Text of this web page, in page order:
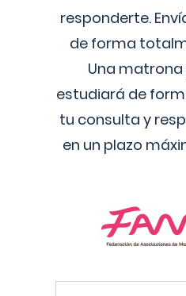
responderte.
de forma
Una
estudiará de
tu consulta y
en un plazo